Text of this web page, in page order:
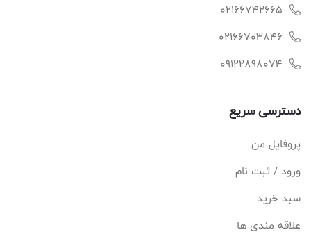
02166742665
02166703846
09122898074
دسترسی سریع
پروفایل من
ورود / ثبت نام
سبد خرید
علاقه مندی ها